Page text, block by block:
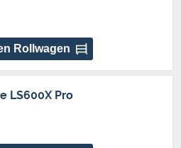
Rollwagen
LS600X Pro